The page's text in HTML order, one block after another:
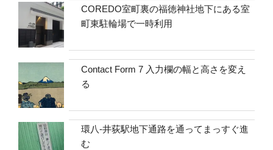
COREDO室町裏の福徳神社地下にある室
町東駐輪場で一時利用
Contact Form 7 入力欄の幅と高さを変え
る
環八-井荻駅地下通路を通ってまっすぐ進
む